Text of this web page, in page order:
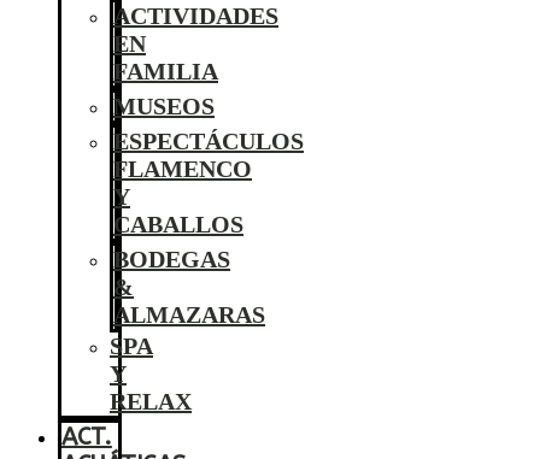
ACTIVIDADES
EN
FAMILIA
MUSEOS
ESPECTÁCULOS
FLAMENCO
Y
CABALLOS
BODEGAS
&
ALMAZARAS
SPA
Y
RELAX
ACT.